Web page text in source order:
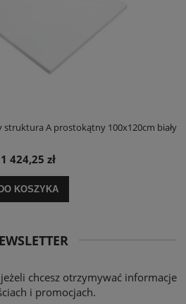
A prostokątny 100x120cm biały
1 424,25 zł
DO KOSZYKA
chcesz otrzymywać informacje
i promocjach.